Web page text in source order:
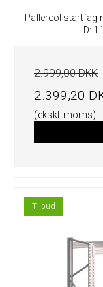
Pallereol startfag
D:
2.999,00 DKK
2.399,20
(ekskl. moms)
Tilbud